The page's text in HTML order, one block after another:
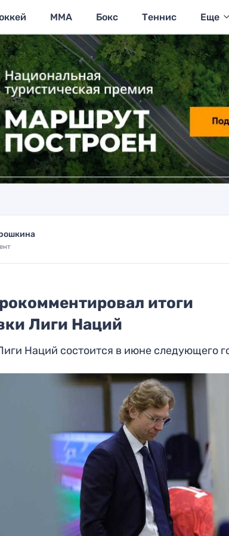
MMA Бокс Теннис Еще
итоги
Лиги Наций
Наций состоится в июне следующего